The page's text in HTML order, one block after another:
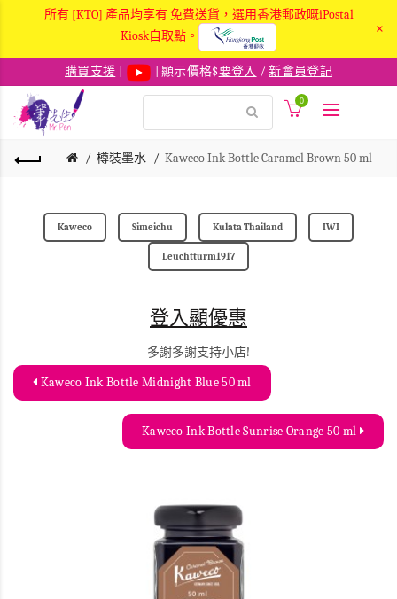
所有 [KTO] 產品均享有 免費送貨，選用香港郵政嘅iPostal
Kiosk自取點。
×
購買支援 | 顯示價格$要登入 /新會員登記
0
樽裝墨水 Kaweco Ink Bottle Caramel Brown 50 ml
Kaweco Simeichu Kulata Thailand IWI
Leuchtturm1917
登入顯優惠
多謝多謝支持小店!
Kaweco Ink Bottle Midnight Blue 50 ml
Kaweco Ink Bottle Sunrise Orange 50 ml